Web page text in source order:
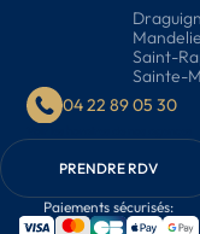
Saint-
Sainte-
04 22 89 05 30
PRENDRE RDV
Paiements sécurisés: